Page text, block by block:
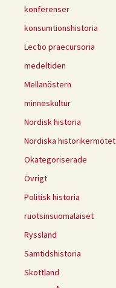
konferenser
konsumtionshistoria
Lectio praecursoria
medeltiden
Mellanöstern
minneskultur
Nordisk historia
Nordiska historikermötet
Okategoriserade
Övrigt
Politisk historia
ruotsinsuomalaiset
Ryssland
Samtidshistoria
Skottland